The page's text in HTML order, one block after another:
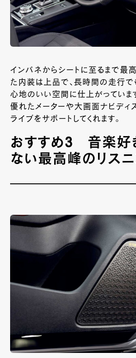
インパネからシートに至るまで最
た内装は上品で、長時間の走行で
心地のいい空間に仕上がっていま
優れたメーターや大画面ナビディ
ライブをサポートしてくれます。
おすすめ3 音楽好
ない最高峰のリス